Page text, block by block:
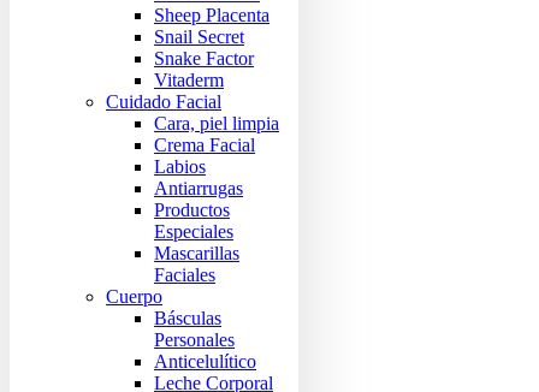
Sheep Placenta
Snail Secret
Snake Factor
Vitaderm
Cuidado Facial
Cara, piel limpia
Crema Facial
Labios
Antiarrugas
Productos
Especiales
Mascarillas
Faciales
Cuerpo
Básculas
Personales
Anticelulítico
Leche Corporal